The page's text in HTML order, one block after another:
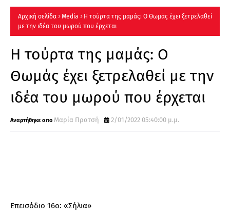
Αρχική σελίδα Μedia
Η τούρτα της μαμάς: Ο Θωμάς έχει ξετρελαθεί
με την ιδέα του μωρού που έρχεται
Η τούρτα της μαμάς: Ο
Θωμάς έχει ξετρελαθεί με την
ιδέα του μωρού που έρχεται
Μαρία Πρατσή 2/01/2022 05:40:00 μ.μ.
Επεισόδιο 16ο: «Σήλια»